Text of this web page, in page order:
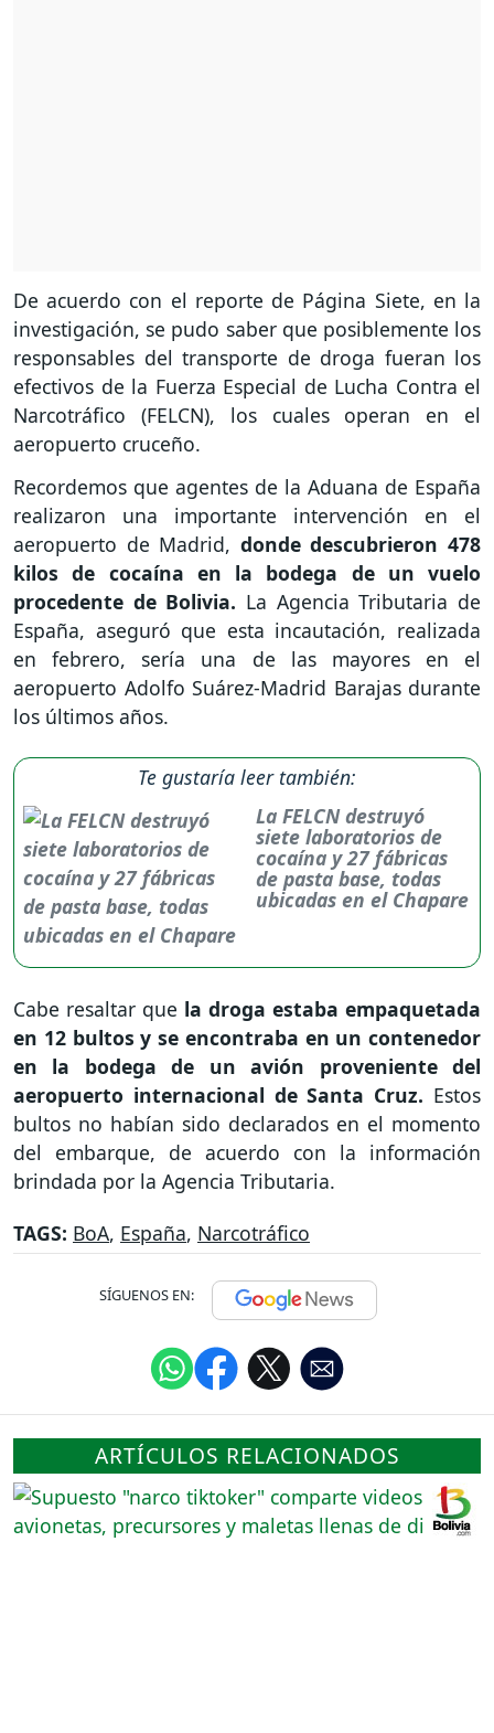
De acuerdo con el reporte de Página Siete, en la
investigación, se pudo saber que posiblemente los
responsables del transporte de droga fueran los
efectivos de la Fuerza Especial de Lucha Contra el
Narcotráfico (FELCN), los cuales operan en el
aeropuerto cruceño.
Recordemos que agentes de la Aduana de España
realizaron una importante intervención en el
aeropuerto de Madrid, donde descubrieron 478
kilos de cocaína en la bodega de un vuelo
procedente de Bolivia. La Agencia Tributaria de
España, aseguró que esta incautación, realizada
en febrero, sería una de las mayores en el
aeropuerto Adolfo Suárez-Madrid Barajas durante
los últimos años.
Te gustaría leer también:
La FELCN destruyó
siete laboratorios de
cocaína y 27 fábricas
de pasta base, todas
ubicadas en el Chapare
Cabe resaltar que la droga estaba empaquetada
en 12 bultos y se encontraba en un contenedor
en la bodega de un avión proveniente del
aeropuerto internacional de Santa Cruz. Estos
bultos no habían sido declarados en el momento
del embarque, de acuerdo con la información
brindada por la Agencia Tributaria.
TAGS: BoA, España, Narcotráfico
SÍGUENOS EN:
ARTÍCULOS RELACIONADOS